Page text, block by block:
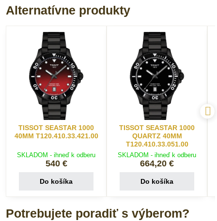
Alternatívne produkty
TISSOT SEASTAR 1000
40MM T120.410.33.421.00
SKLADOM - ihneď k odberu
540 €
Do košíka
TISSOT SEASTAR 1000
QUARTZ 40MM
T120.410.33.051.00
SKLADOM - ihneď k odberu
664,20 €
Do košíka
Potrebujete poradiť s výberom?